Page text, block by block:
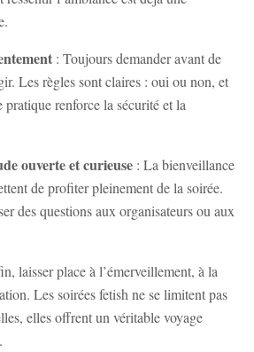
: Toujours demander avant de
Les règles sont claires : oui ou non, et
pratique renforce la sécurité et la
ouverte et curieuse : La bienveillance
de profiter pleinement de la soirée.
des questions aux organisateurs ou aux
laisser place à l’émerveillement, à la
Les soirées fetish ne se limitent pas
elles offrent un véritable voyage